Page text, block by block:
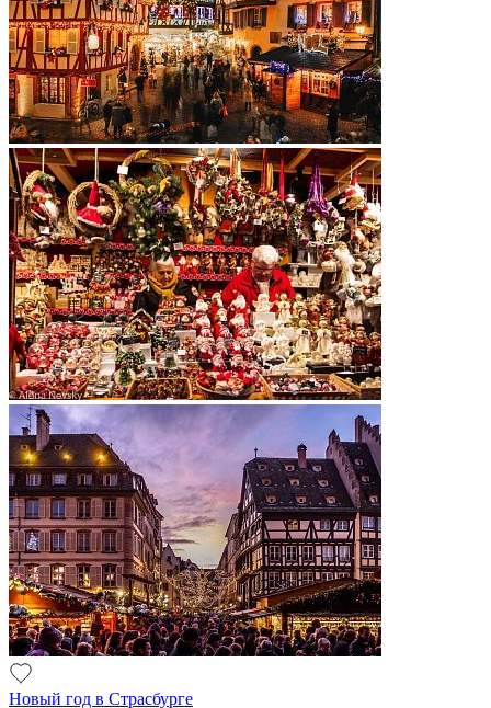
Новый год в Страсбурге